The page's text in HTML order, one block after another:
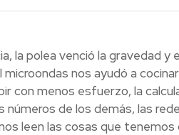
la polea venció la gravedad y
nos ayudó a
con menos esfuerzo, la
de los demás, las
leen las cosas que tenemos